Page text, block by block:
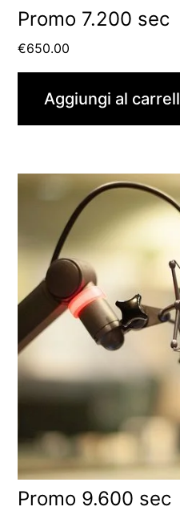
Promo 7.200 sec
€650.00
Aggiungi al
Promo 9.600 sec